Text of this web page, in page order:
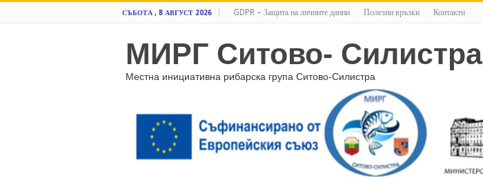
СЪБОТА , 8 АВГУСТ 2026 GDPR – Защита на личните данни Полезни връзки Контакти
МИРГ Ситово- Силистра
Местна инициативна рибарска група Ситово-Силистра